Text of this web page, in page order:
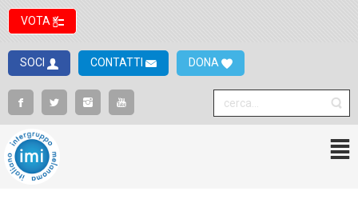
VOTA
SOCI CONTATTI DONA